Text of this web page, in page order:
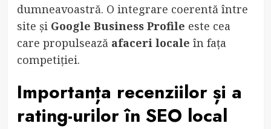
dumneavoastră. O integrare coerentă între
site și Google Business Profile este cea
care propulsează afaceri locale în fața
competiției.
Importanța recenziilor și a
rating-urilor în SEO local